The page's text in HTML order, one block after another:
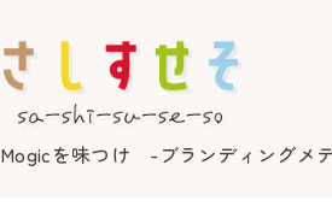
Mogicを味つけ -ブランディングメ